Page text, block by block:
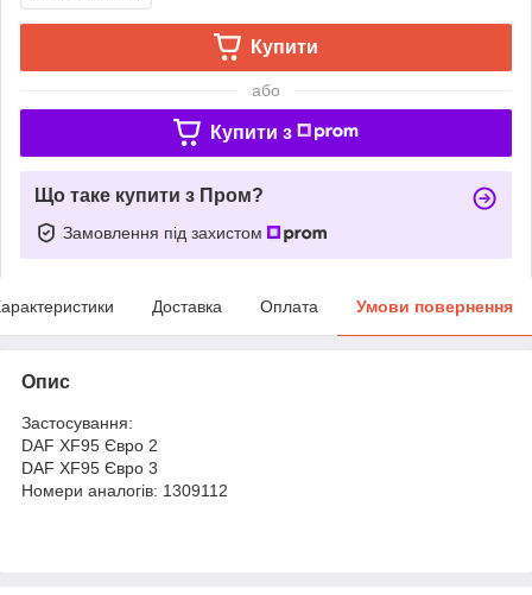
Купити
або
Купити з
Що таке купити з Пром?
Замовлення під захистом
Доставка Оплата Умови повернення
Опис
Застосування:
DAF XF95 Євро 2
DAF XF95 Євро 3
Номери аналогів: 1309112